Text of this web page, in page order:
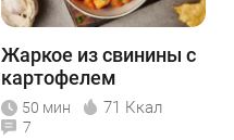
Жаркое из свинины с
картофелем
50 мин 71 Ккал
7